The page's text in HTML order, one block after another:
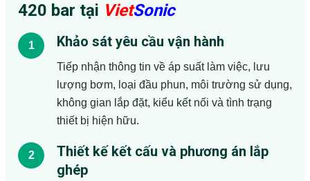
420 bar tại VietSonic
Khảo sát yêu cầu vận hành
Tiếp nhận thông tin về áp suất làm việc, lưu
lượng bơm, loại đầu phun, môi trường sử dụng,
không gian lắp đặt, kiểu kết nối và tình trạng
thiết bị hiện hữu.
Thiết kế kết cấu và phương án lắp
ghép